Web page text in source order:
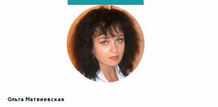
Ольга Матвиевская